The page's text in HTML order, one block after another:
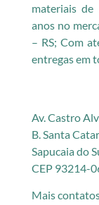
materiais
anos no
– RS; Com
entregas em
Av. Castro
B. Santa
Sapucaia do
CEP 93214-
Mais